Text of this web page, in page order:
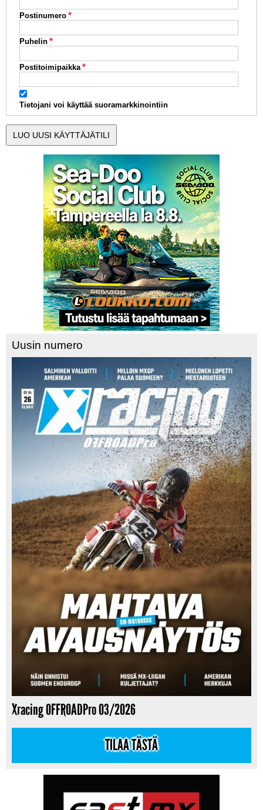
Postinumero
Puhelin
Postitoimipaikka
Tietojani voi käyttää suoramarkkinointiin
Uusin numero
Xracing OFFROADPro 03/2026
TILAA TÄSTÄ